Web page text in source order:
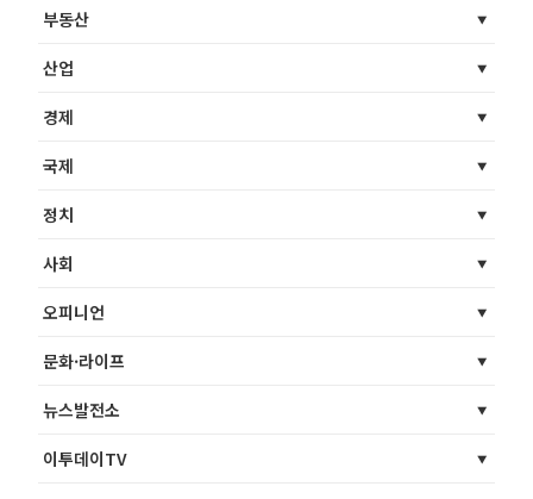
부동산
산업
경제
국제
정치
사회
오피니언
문화·라이프
뉴스발전소
이투데이TV